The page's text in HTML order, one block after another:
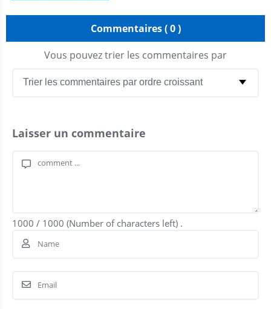
Commentaires ( 0 )
Vous pouvez trier les commentaires par
Laisser un commentaire
1000 / 1000 (Number of characters left) .